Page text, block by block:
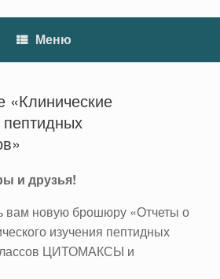
Меню
«Клинические
и друзья!
вам новую брошюру «Отчеты о
изучения пептидных
ЦИТОМАКСЫ и